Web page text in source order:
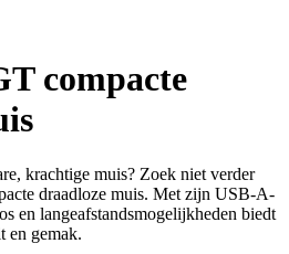
compacte
krachtige muis? Zoek niet verder
draadloze muis. Met zijn USB-A-
en langeafstandsmogelijkheden biedt
en gemak.